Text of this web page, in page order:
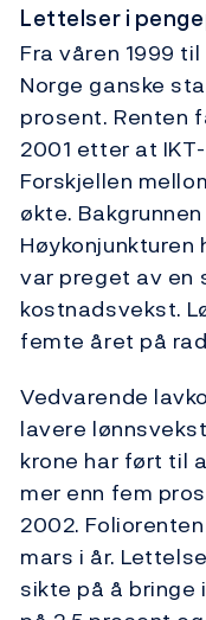
Lettelser i
Fra våren 1999
Norge ganske
prosent. Renten
2001 etter at
Forskjellen
økte.
Høykonjunkturen
var preget av en
kostnadsvekst.
femte året på
Vedvarende
lavere
krone har ført til
mer enn fem
2002.
mars i år.
sikte på å